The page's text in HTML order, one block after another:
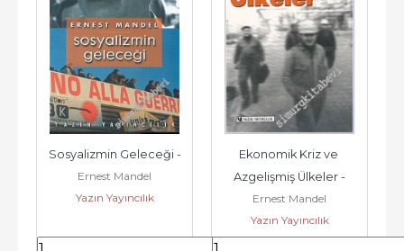
Sosyalizmin Geleceği -
Ernest Mandel
Yazın Yayıncılık
Ekonomik Kriz ve
Azgelişmiş Ülkeler -
Ernest Mandel
Yazın Yayıncılık